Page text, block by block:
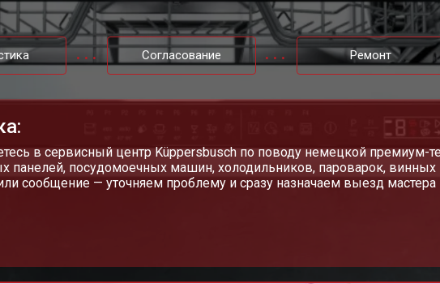
от 60 мин от 1000 ₽
от 70 мин от 2200 ₽
Согласование Ремонт
в сервисный центр Küppersbusch по поводу немецкой премиум-
панелей, посудомоечных машин, холодильников, пароварок,
сообщение — уточняем проблему и сразу назначаем выезд